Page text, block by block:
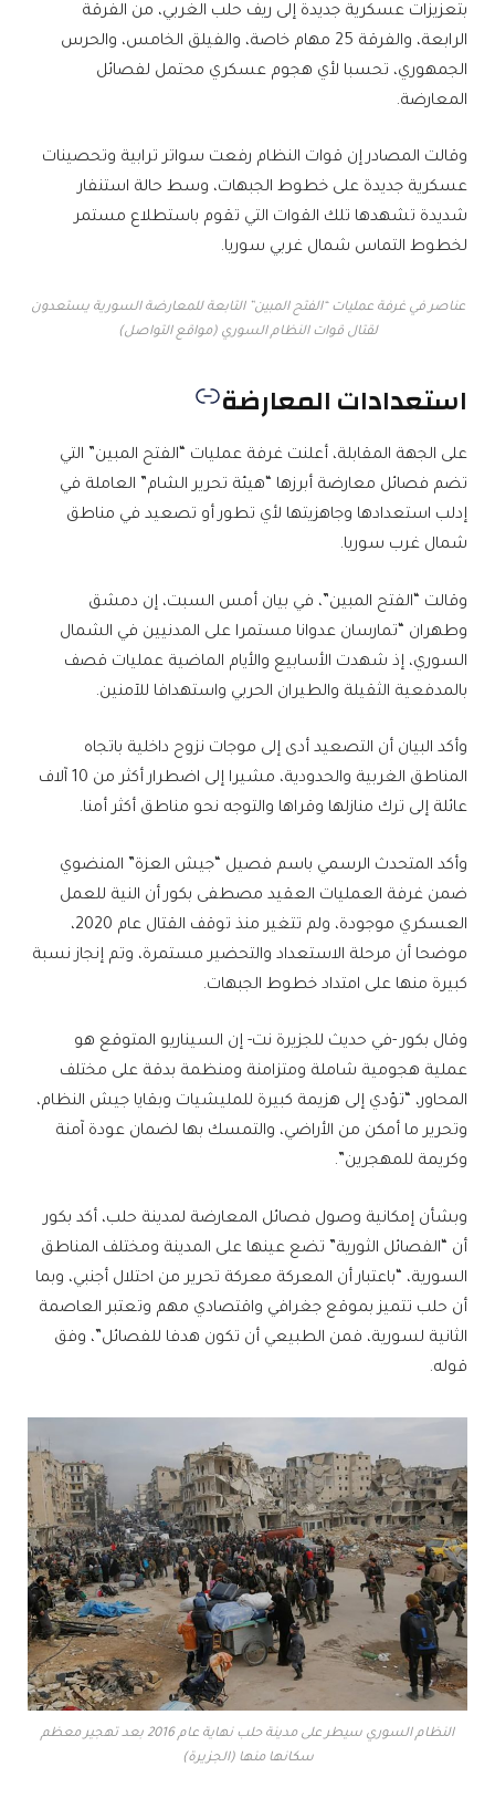
بتعزيزات عسكرية جديدة إلى ريف حلب الغربي، من الفرقة
الرابعة، والفرقة 25 مهام خاصة، والفيلق الخامس، والحرس
الجمهوري، تحسبا لأي هجوم عسكري محتمل لفصائل
المعارضة.
وقالت المصادر إن قوات النظام رفعت سواتر ترابية وتحصينات
عسكرية جديدة على خطوط الجبهات، وسط حالة استنفار
شديدة تشهدها تلك القوات التي تقوم باستطلاع مستمر
لخطوط التماس شمال غربي سوريا.
عناصر في غرفة عمليات “الفتح المبين” التابعة للمعارضة السورية يستعدون
لقتال قوات النظام السوري (مواقع التواصل)
استعدادات المعارضة
على الجهة المقابلة، أعلنت غرفة عمليات “الفتح المبين” التي
تضم فصائل معارضة أبرزها “هيئة تحرير الشام” العاملة في
إدلب استعدادها وجاهزيتها لأي تطور أو تصعيد في مناطق
شمال غرب سوريا.
وقالت “الفتح المبين”، في بيان أمس السبت، إن دمشق
وطهران “تمارسان عدوانا مستمرا على المدنيين في الشمال
السوري، إذ شهدت الأسابيع والأيام الماضية عمليات قصف
بالمدفعية الثقيلة والطيران الحربي واستهدافا للآمنين.
وأكد البيان أن التصعيد أدى إلى موجات نزوح داخلية باتجاه
المناطق الغربية والحدودية، مشيرا إلى اضطرار أكثر من 10 آلاف
عائلة إلى ترك منازلها وقراها والتوجه نحو مناطق أكثر أمنا.
وأكد المتحدث الرسمي باسم فصيل “جيش العزة” المنضوي
ضمن غرفة العمليات العقيد مصطفى بكور أن النية للعمل
العسكري موجودة، ولم تتغير منذ توقف القتال عام 2020،
موضحا أن مرحلة الاستعداد والتحضير مستمرة، وتم إنجاز نسبة
كبيرة منها على امتداد خطوط الجبهات.
وقال بكور -في حديث للجزيرة نت- إن السيناريو المتوقع هو
عملية هجومية شاملة ومتزامنة ومنظمة بدقة على مختلف
المحاور، “تؤدي إلى هزيمة كبيرة للمليشيات وبقايا جيش النظام،
وتحرير ما أمكن من الأراضي، والتمسك بها لضمان عودة آمنة
وكريمة للمهجرين”.
وبشأن إمكانية وصول فصائل المعارضة لمدينة حلب، أكد بكور
أن “الفصائل الثورية” تضع عينها على المدينة ومختلف المناطق
السورية، “باعتبار أن المعركة معركة تحرير من احتلال أجنبي، وبما
أن حلب تتميز بموقع جغرافي واقتصادي مهم وتعتبر العاصمة
الثانية لسورية، فمن الطبيعي أن تكون هدفا للفصائل”، وفق
قوله.
النظام السوري سيطر على مدينة حلب نهاية عام 2016 بعد تهجير معظم
سكانها منها (الجزيرة)